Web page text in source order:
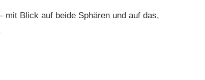
mit Blick auf beide Sphären und auf das,